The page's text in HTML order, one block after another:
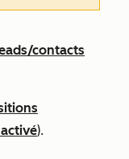
contacts
).